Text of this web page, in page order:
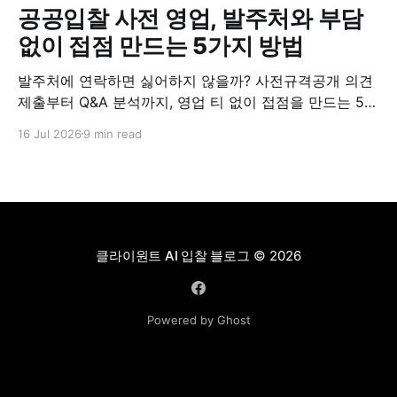
공공입찰 사전 영업, 발주처와 부담
없이 접점 만드는 5가지 방법
발주처에 연락하면 싫어하지 않을까? 사전규격공개 의견
제출부터 Q&A 분석까지, 영업 티 없이 접점을 만드는 5가
16 Jul 2026 9 min read
클라이원트 AI 입찰 블로그 © 2026
Powered by Ghost